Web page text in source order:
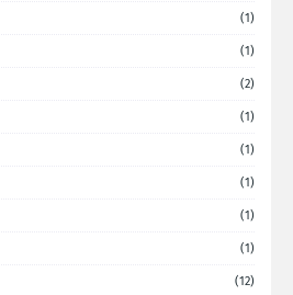
(1)
(1)
(2)
(1)
(1)
(1)
(1)
(1)
(12)